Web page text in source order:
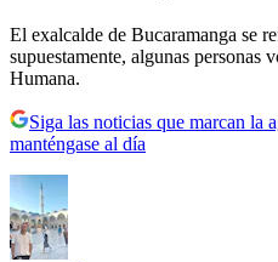
El exalcalde de Bucaramanga se
supuestamente, algunas personas
Humana.
Siga las noticias que marcan la
manténgase al día